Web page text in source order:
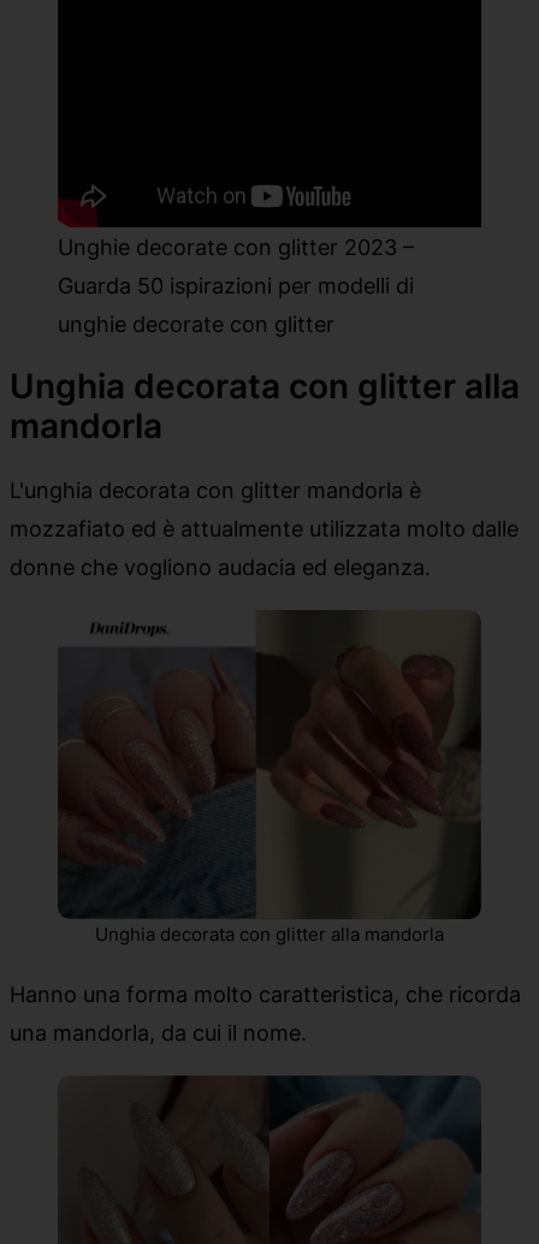
Unghie decorate con glitter 2023 –
Guarda 50 ispirazioni per modelli di
unghie decorate con glitter
Unghia decorata con glitter alla
mandorla
L'unghia decorata con glitter mandorla è
mozzafiato ed è attualmente utilizzata molto dalle
donne che vogliono audacia ed eleganza.
Unghia decorata con glitter alla mandorla
Hanno una forma molto caratteristica, che ricorda
una mandorla, da cui il nome.